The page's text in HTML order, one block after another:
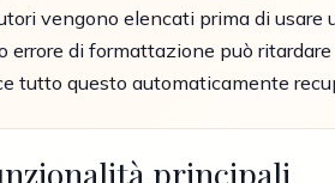
vengono elencati prima di usare
errore di formattazione può
tutto questo automaticamente
principali